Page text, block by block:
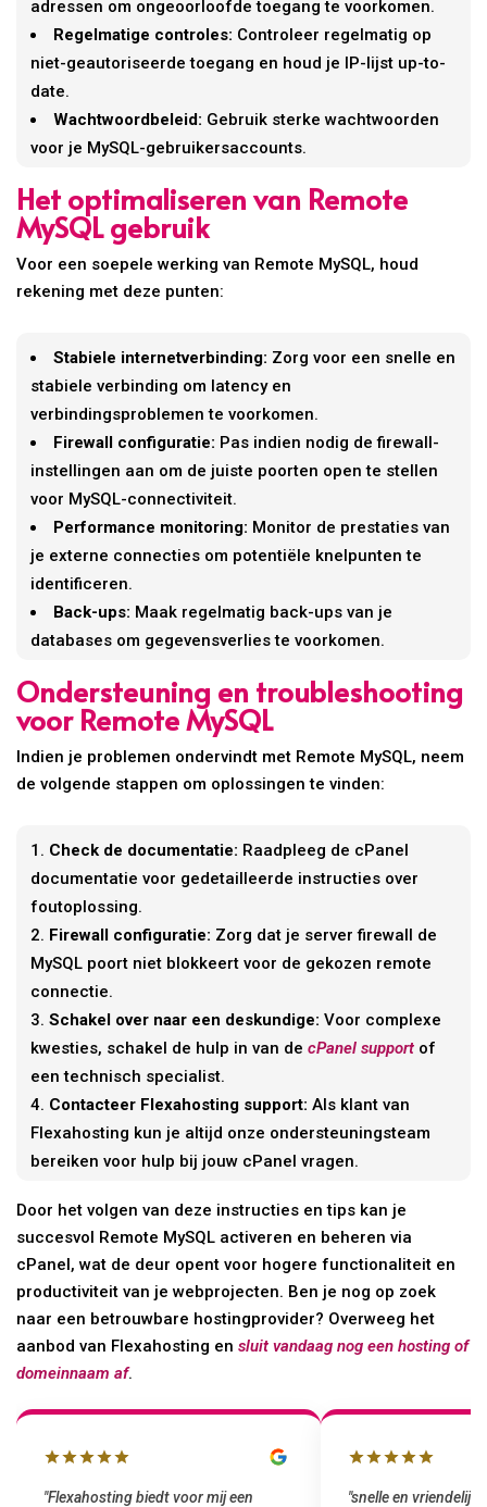
adressen om ongeoorloofde toegang te voorkomen.
Regelmatige controles: Controleer regelmatig op
niet-geautoriseerde toegang en houd je IP-lijst up-to-
date.
Wachtwoordbeleid: Gebruik sterke wachtwoorden
voor je MySQL-gebruikersaccounts.
Het optimaliseren van Remote
MySQL gebruik
Voor een soepele werking van Remote MySQL, houd
rekening met deze punten:
Stabiele internetverbinding: Zorg voor een snelle en
stabiele verbinding om latency en
verbindingsproblemen te voorkomen.
Firewall configuratie: Pas indien nodig de firewall-
instellingen aan om de juiste poorten open te stellen
voor MySQL-connectiviteit.
Performance monitoring: Monitor de prestaties van
je externe connecties om potentiële knelpunten te
identificeren.
Back-ups: Maak regelmatig back-ups van je
databases om gegevensverlies te voorkomen.
Ondersteuning en troubleshooting
voor Remote MySQL
Indien je problemen ondervindt met Remote MySQL, neem
de volgende stappen om oplossingen te vinden:
Check de documentatie: Raadpleeg de cPanel
documentatie voor gedetailleerde instructies over
foutoplossing.
Firewall configuratie: Zorg dat je server firewall de
MySQL poort niet blokkeert voor de gekozen remote
connectie.
Schakel over naar een deskundige: Voor complexe
kwesties, schakel de hulp in van decPanel support of
een technisch specialist.
Contacteer Flexahosting support: Als klant van
Flexahosting kun je altijd onze ondersteuningsteam
bereiken voor hulp bij jouw cPanel vragen.
Door het volgen van deze instructies en tips kan je
succesvol Remote MySQL activeren en beheren via
cPanel, wat de deur opent voor hogere functionaliteit en
productiviteit van je webprojecten. Ben je nog op zoek
naar een betrouwbare hostingprovider? Overweeg het
aanbod van Flexahosting ensluit vandaag nog een hosting of
domeinnaam af.
"Flexahosting biedt voor mij een
"snelle en